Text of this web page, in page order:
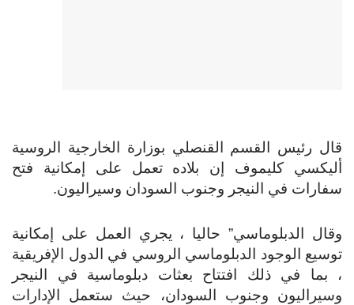
قال رئيس القسم القنصلي بوزارة الخارجية الروسية
أليكسي كليموف إن بلاده تعمل على إمكانية فتح
سفارات في النيجر وجنوب السودان وسيراليون.
وقال الدبلوماسي” حاليا ، يجري العمل على إمكانية
توسيع الوجود الدبلوماسي الروسي في الدول الإفريقية
، بما في ذلك افتتاح بعثات دبلوماسية في النيجر
وسيراليون وجنوب السودان، حيث ستعمل الإدارات